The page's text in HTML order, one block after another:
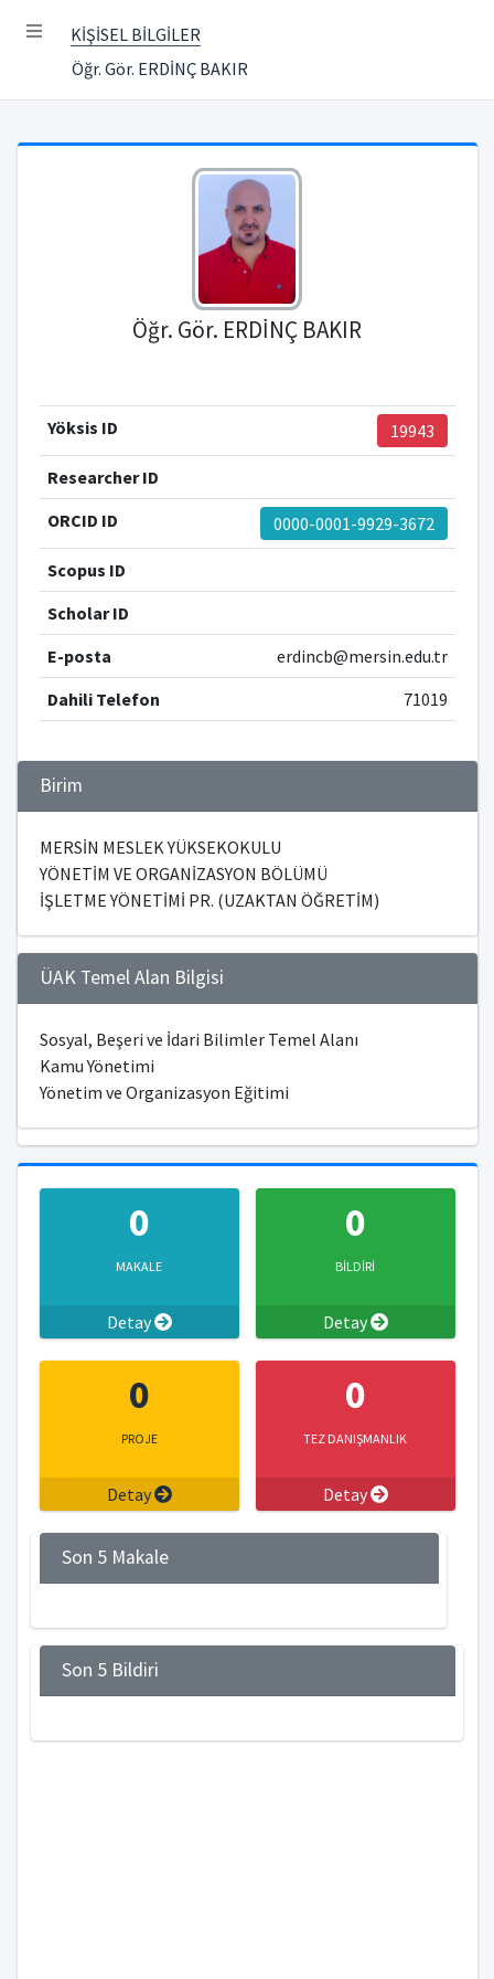
KİŞİSEL BİLGİLER
Öğr. Gör. ERDİNÇ BAKIR
Öğr. Gör. ERDİNÇ BAKIR
Yöksis ID 19943
Researcher ID
ORCID ID
0000-0001-9929-3672
Scopus ID
Scholar ID
E-posta
erdincb@mersin.edu.tr
Dahili Telefon
71019
Birim
MERSİN MESLEK YÜKSEKOKULU
YÖNETİM VE ORGANİZASYON BÖLÜMÜ
İŞLETME YÖNETİMİ PR. (UZAKTAN ÖĞRETİM)
ÜAK Temel Alan Bilgisi
Sosyal, Beşeri ve İdari Bilimler Temel Alanı
Kamu Yönetimi
Yönetim ve Organizasyon Eğitimi
0
MAKALE
Detay
0
BİLDİRİ
Detay
0
PROJE
Detay
0
TEZ DANIŞMANLIK
Detay
Son 5 Makale
Son 5 Bildiri